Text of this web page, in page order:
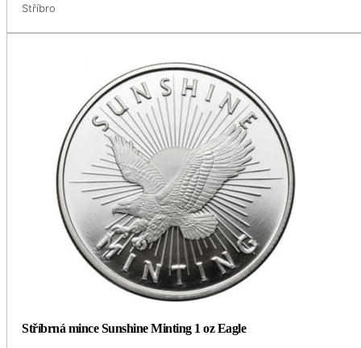
Stříbro
Stříbrná mince Sunshine Minting 1 oz Eagle